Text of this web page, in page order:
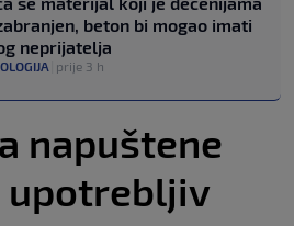
beton bi mogao imati
neprijatelja
prije 3 h
napuštene
upotrebljiv